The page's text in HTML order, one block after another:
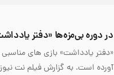
در دوره بی‌مزه‌ها «دفتر
«دفتر یادداشت» بازی های
آورده است. به گزارش فیلم نت